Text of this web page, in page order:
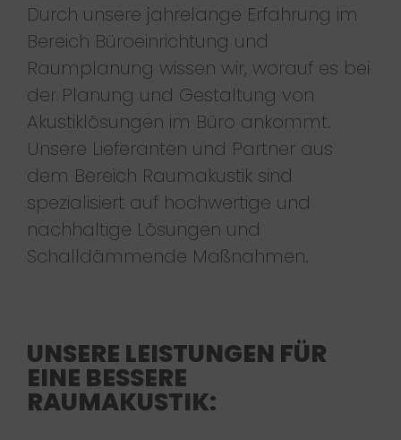
Durch unsere jahrelange Erfahrung im
Bereich Büroeinrichtung und
Raumplanung wissen wir, worauf es bei
der Planung und Gestaltung von
Akustiklösungen im Büro ankommt.
Unsere Lieferanten und Partner aus
dem Bereich Raumakustik sind
spezialisiert auf hochwertige und
nachhaltige Lösungen und
Schalldämmende Maßnahmen.
UNSERE LEISTUNGEN FÜR
EINE BESSERE
RAUMAKUSTIK: